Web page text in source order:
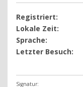
Registriert:
Lokale Zeit:
Sprache:
Letzter Besuch:
Signatur: